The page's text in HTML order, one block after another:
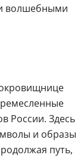
волшебными
России. Здесь
и образы
путь,